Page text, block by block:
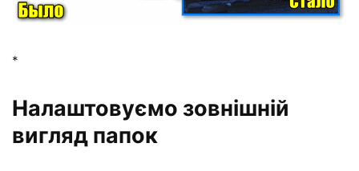
*
Налаштовуємо зовнішній
вигляд папок